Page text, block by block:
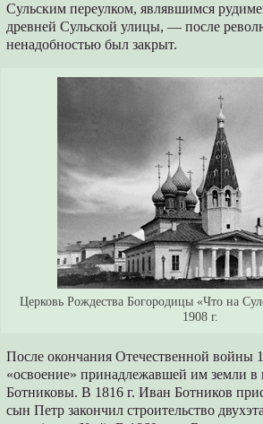
Сульским переулком, являвшимся
древней Сульской улицы, — после
ненадобностью был закрыт.
Церковь Рождества Богородицы «Что на
1908 г.
После окончания Отечественной войны
«освоение» принадлежавшей им земли
Ботниковы. В 1816 г. Иван Ботников
сын Петр закончил строительство